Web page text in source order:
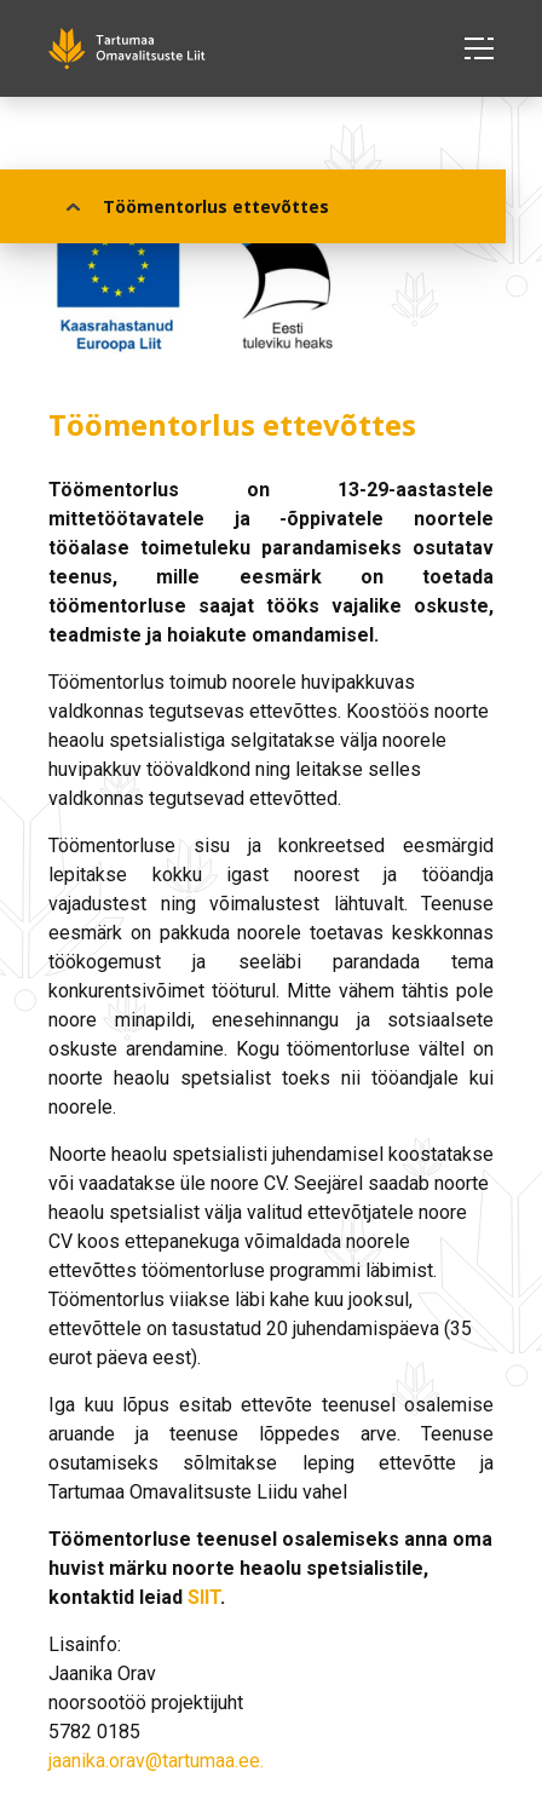
Töömentorlus ettevõttes
Töömentorlus ettevõttes
Töömentorlus on 13-29-aastastele
mittetöötavatele ja -õppivatele noortele
tööalase toimetuleku parandamiseks osutatav
teenus, mille eesmärk on toetada
töömentorluse saajat tööks vajalike oskuste,
teadmiste ja hoiakute omandamisel.
Töömentorlus toimub noorele huvipakkuvas
valdkonnas tegutsevas ettevõttes. Koostöös noorte
heaolu spetsialistiga selgitatakse välja noorele
huvipakkuv töövaldkond ning leitakse selles
valdkonnas tegutsevad ettevõtted.
Töömentorluse sisu ja konkreetsed eesmärgid
lepitakse kokku igast noorest ja tööandja
vajadustest ning võimalustest lähtuvalt. Teenuse
eesmärk on pakkuda noorele toetavas keskkonnas
töökogemust ja seeläbi parandada tema
konkurentsivõimet tööturul. Mitte vähem tähtis pole
noore minapildi, enesehinnangu ja sotsiaalsete
oskuste arendamine. Kogu töömentorluse vältel on
noorte heaolu spetsialist toeks nii tööandjale kui
noorele.
Noorte heaolu spetsialisti juhendamisel koostatakse
või vaadatakse üle noore CV. Seejärel saadab noorte
heaolu spetsialist välja valitud ettevõtjatele noore
CV koos ettepanekuga võimaldada noorele
ettevõttes töömentorluse programmi läbimist.
Töömentorlus viiakse läbi kahe kuu jooksul,
ettevõttele on tasustatud 20 juhendamispäeva (35
eurot päeva eest).
Iga kuu lõpus esitab ettevõte teenusel osalemise
aruande ja teenuse lõppedes arve. Teenuse
osutamiseks sõlmitakse leping ettevõtte ja
Tartumaa Omavalitsuste Liidu vahel
Töömentorluse teenusel osalemiseks anna oma
huvist märku noorte heaolu spetsialistile,
kontaktid leiad SIIT.
Lisainfo:
Jaanika Orav
noorsootöö projektijuht
5782 0185
jaanika.orav@tartumaa.ee.